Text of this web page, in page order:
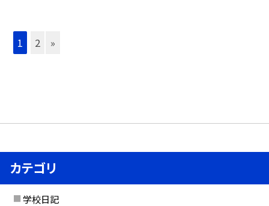
1 2 »
カテゴリ
学校日記